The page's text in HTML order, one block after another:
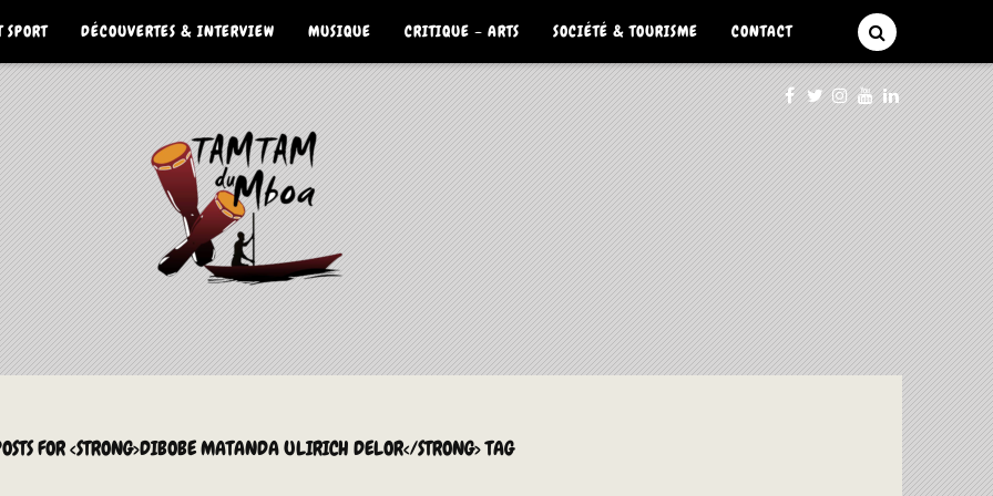
DÉCOUVERTES & INTERVIEW MUSIQUE CRITIQUE – ARTS SOCIÉTÉ & TOURISME CONTACT
FOR <STRONG>DIBOBE MATANDA ULIRICH DELOR</STRONG> TAG